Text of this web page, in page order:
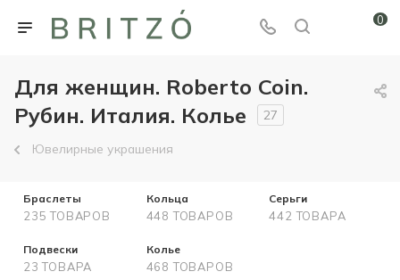
0
Для женщин. Roberto Coin.
Рубин. Италия. Колье
27
Ювелирные украшения
Браслеты
235 ТОВАРОВ
Кольца
448 ТОВАРОВ
Серьги
442 ТОВАРА
Подвески
23 ТОВАРА
Колье
468 ТОВАРОВ